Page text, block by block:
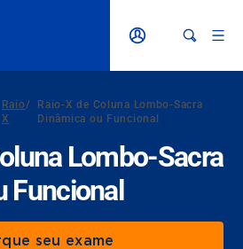
Raio
X
/
Raio-X de Coluna Lombo-Sacra
Dinâmica ou Funcional
Lombo-Sacra
Funcional
seu exame